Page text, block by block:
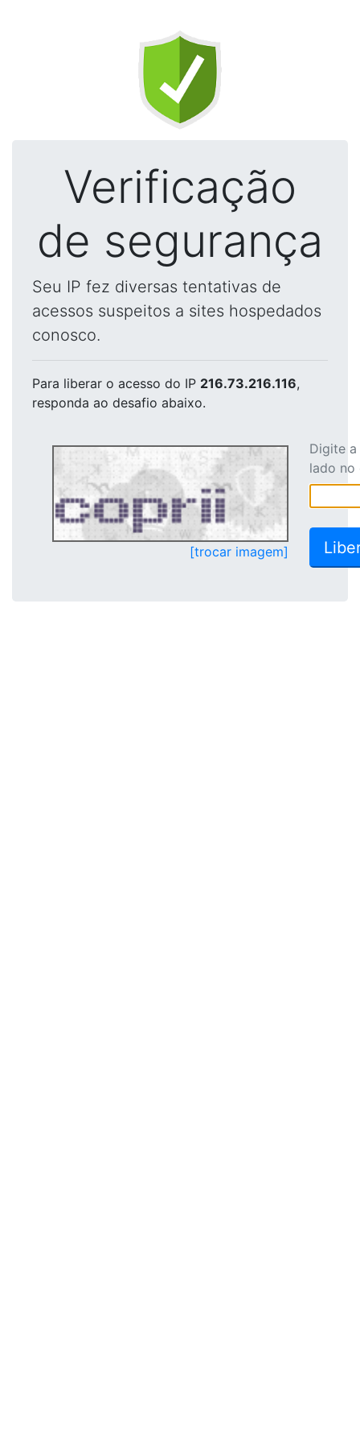
Verificação
de segurança
Seu IP fez diversas tentativas de
acessos suspeitos a sites hospedados
conosco.
Para liberar o acesso do IP 216.73.216.116,
responda ao desafio abaixo.
[trocar imagem]
Digite
lado no